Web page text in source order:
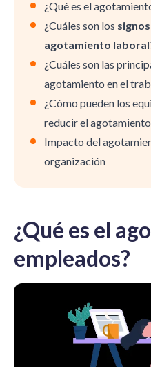
¿Qué es el
¿Cuáles son los
agotamiento laboral
¿Cuáles son las
agotamiento en el
¿Cómo pueden los
reducir el
Impacto del
organización
¿Qué es el
empleados?